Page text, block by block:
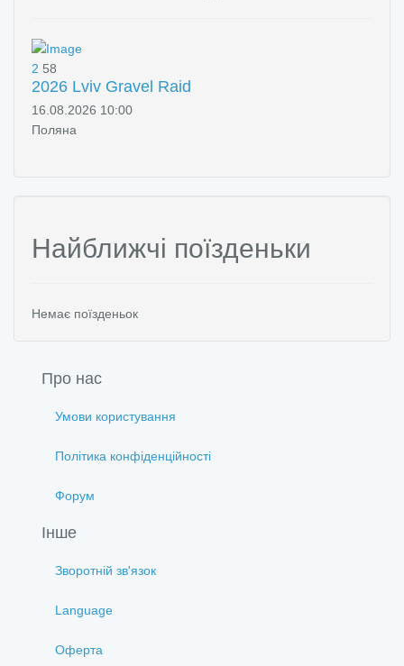
2 58
2026 Lviv Gravel Raid
16.08.2026 10:00
Поляна
Найближчі поїзденьки
Немає поїзденьок
Про нас
Умови користування
Політика конфіденційності
Форум
Інше
Зворотній зв'язок
Language
Оферта